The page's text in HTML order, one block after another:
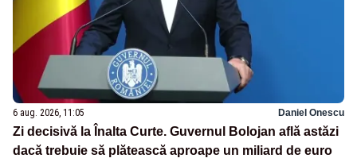
6 aug. 2026, 11:05 Daniel Onescu
Zi decisivă la Înalta Curte. Guvernul Bolojan află astăzi
dacă trebuie să plătească aproape un miliard de euro